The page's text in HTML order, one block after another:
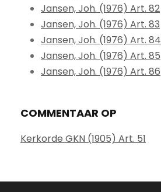
Jansen, Joh. (1976) Art. 82
Jansen, Joh. (1976) Art. 83
Jansen, Joh. (1976) Art. 84
Jansen, Joh. (1976) Art. 85
Jansen, Joh. (1976) Art. 86
COMMENTAAR OP
Kerkorde GKN (1905) Art. 51